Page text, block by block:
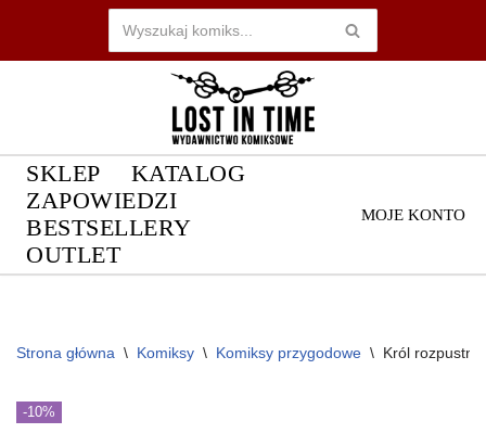
Przejdź
SKLEP
KATALOG
ZAPOWIEDZI
BESTSELLERY
OUTLET
MOJE KONTO
Strona główna \ Komiksy \ Komiksy przygodowe \ Król
-10%